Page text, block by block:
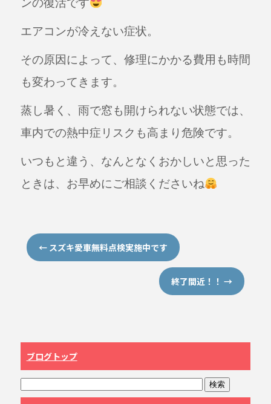
ンの復活です
エアコンが冷えない症状。
その原因によって、修理にかかる費用も時間
も変わってきます。
蒸し暑く、雨で窓も開けられない状態では、
車内での熱中症リスクも高まり危険です。
いつもと違う、なんとなくおかしいと思った
ときは、お早めにご相談くださいね
←スズキ愛車無料点検実施中です
終了間近！！→
ブログトップ